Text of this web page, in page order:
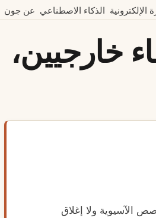
الإلكترونية الذكاء الاصطناعي عن جون
خارجيين،
الآسيوية ولا إغلاق